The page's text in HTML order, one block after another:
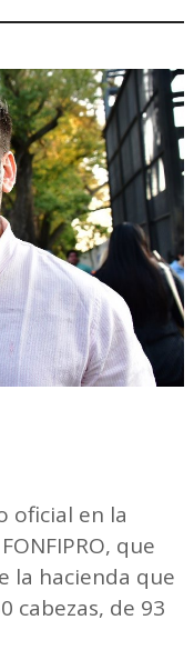
oficial en la
que
la hacienda que
cabezas, de 93